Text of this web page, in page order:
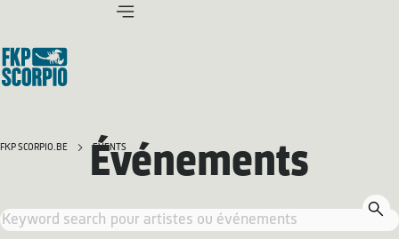
FKP SCORPIO.BE EVENTS
Événements